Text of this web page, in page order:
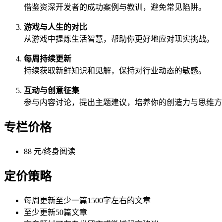
借鉴资深开发者的成功案例与教训，避免常见陷阱。
游戏与人生的对比
从游戏中提炼生活智慧，帮助你更好地应对现实挑战。
每周持续更新
持续获取新鲜知识和见解，保持对行业动态的敏感。
互动与创意征集
参与内容讨论，提出主题建议，培养你的创造力与思维
专栏价格
88 元/终身阅读
定价策略
每周更新至少一篇1500字左右的文章
至少更新50篇文章